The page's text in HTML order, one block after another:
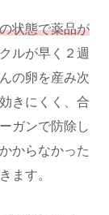
状態で薬品が
ルが早く２週
の卵を産み次
きにくく、合
ガンで防除し
からなかった
ます。